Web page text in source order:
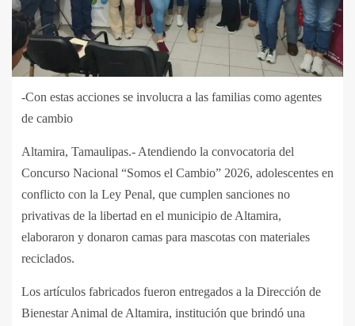
-Con estas acciones se involucra a las familias como agentes
de cambio
Altamira, Tamaulipas.- Atendiendo la convocatoria del
Concurso Nacional “Somos el Cambio” 2026, adolescentes en
conflicto con la Ley Penal, que cumplen sanciones no
privativas de la libertad en el municipio de Altamira,
elaboraron y donaron camas para mascotas con materiales
reciclados.
Los artículos fabricados fueron entregados a la Dirección de
Bienestar Animal de Altamira, institución que brindó una